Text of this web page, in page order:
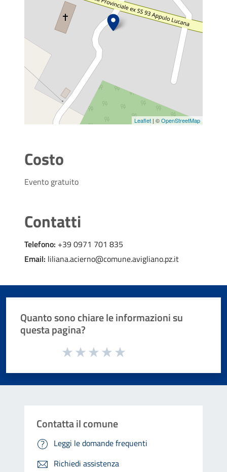
Leaflet | ©OpenStreetMap
Costo
Evento gratuito
Contatti
Telefono: +39 0971 701 835
Email: liliana.acierno@comune.avigliano.pz.it
Quanto sono chiare le informazioni su
questa pagina?
Valuta da 1 a 5 stelle la pagina
Contatta il comune
Leggi le domande frequenti
Richiedi assistenza